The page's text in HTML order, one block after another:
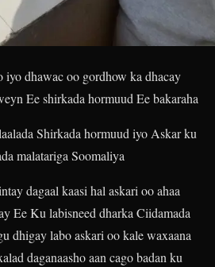
iyo dhawac oo gordhow ka dhacay
Ee shirkada hormuud Ee bakaraha
Shirkada hormuud iyo Askar ku
malatariga Soomaliya
dagaal kaasi hal askari oo ahaa
Ee Ku labisneed dharka Ciidamada
dhigay labo askari oo kale waxaana
daganaasho aan cago badan ku